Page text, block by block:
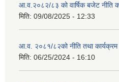
आ.व.२०८२/८३ को वार्षिक बजेट नीति
मिति: 09/08/2025 - 12:33
आ.व. २०८१/८२को नीति तथा कार्यक्रम
मिति: 06/25/2024 - 16:10